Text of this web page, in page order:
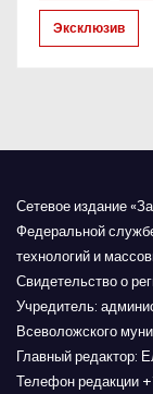
Эксклюзив
Сетевое издание
Федеральной
технологий и
Свидетельство о
Учредитель:
Всеволожского
Главный редактор:
Телефон редакции